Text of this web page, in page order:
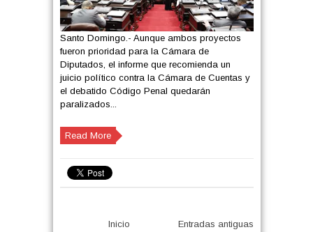
Santo Domingo.- Aunque ambos proyectos
fueron prioridad para la Cámara de
Diputados, el informe que recomienda un
juicio político contra la Cámara de Cuentas y
el debatido Código Penal quedarán
paralizados...
Read More
Entradas antiguas
Inicio